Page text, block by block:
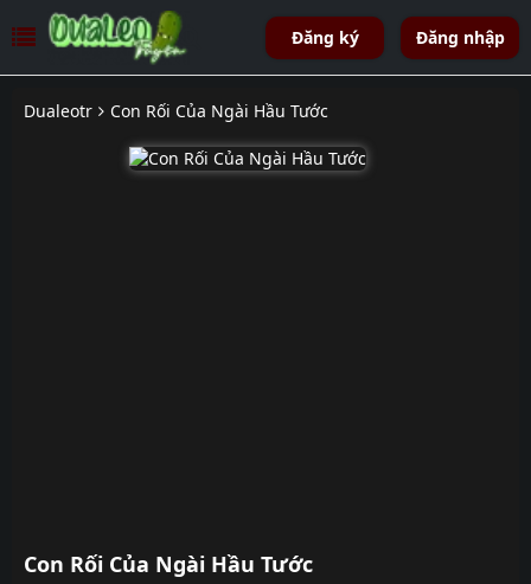
Đăng ký Đăng nhập
Dualeotr Con Rối Của Ngài Hầu Tước
Con Rối Của Ngài Hầu Tước